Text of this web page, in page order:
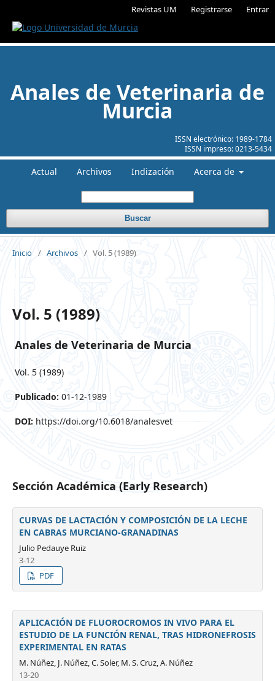
Revistas UM Registrarse Entrar
ISSN electrónico: 1989-1784
ISSN impreso:0213-5434
Anales de Veterinaria de
Murcia
Actual Archivos Indización Acerca de
Buscar
Inicio / Archivos / Vol. 5 (1989)
Vol. 5 (1989)
Anales de Veterinaria de Murcia
Vol. 5 (1989)
Publicado: 01-12-1989
DOI: https://doi.org/10.6018/analesvet
Sección Académica (Early Research)
CURVAS DE LACTACIÓN Y COMPOSICIÓN DE LA LECHE
EN CABRAS MURCIANO-GRANADINAS
Julio Pedauye Ruiz
3-12
PDF
APLICACIÓN DE FLUOROCROMOS IN VIVO PARA EL
ESTUDIO DE LA FUNCIÓN RENAL, TRAS HIDRONEFROSIS
EXPERIMENTAL EN RATAS
M. Núñez, J. Núñez, C. Soler, M. S. Cruz, A. Núñez
13-20